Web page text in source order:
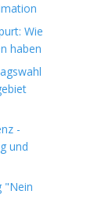
Wie
haben
-
und
"Nein